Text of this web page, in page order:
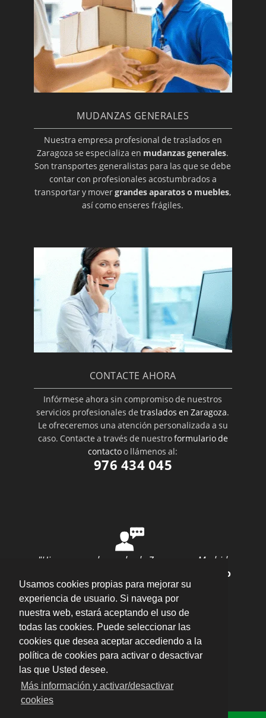
Usamos cookies propias para mejorar su
experiencia de usuario. Si navega por
nuestra web, estará aceptando el uso de
todas las cookies. Puede seleccionar las
cookies que desea aceptar accediendo a la
política de cookies para activar o desactivar
las que Usted desee.
Más información y activar/desactivar
cookies
MUDANZAS GENERALES
Nuestra empresa profesional de traslados en
Zaragoza se especializa en mudanzas generales.
Son transportes generalistas para las que se debe
contar con profesionales acostumbrados a
transportar y movergrandes aparatos o muebles,
así como enseres frágiles.
CONTACTE AHORA
Infórmese ahora sin compromiso de nuestros
servicios profesionales detraslados en Zaragoza.
Le ofreceremos una atención personalizada a su
caso. Contacte a través de nuestroformulario de
contactoo llámenos al:
976 434 045
"Hice una mudanza desde Zaragoza a Madrid
Ana Rubio
valoración 10/10
Enviar opinión
Plaza del Pilar, 16 Entlo. Oficina 5, 50003 –